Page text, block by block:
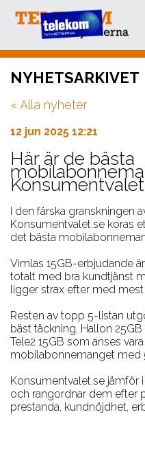
PRENUMERERA
EVENT
NÄTVERKSTRÄFFAR
ARKIV
OM OSS
KONTAKT
NYHETSARKIVET
« Alla nyheter
12 jun 2025 12:21
Här är de bästa
I den färska granskningen
Konsumentvalet.se koras
det bästa
Vimlas 15GB-erbjudande
totalt med bra kundtjänst
ligger strax efter med
Resten av topp 5-listan
bäst täckning, Hallon
Tele2 15GB som anses
mobilabonnemanget med
Konsumentvalet.se jämför
och rangordnar dem efter
prestanda, kundnöjdhet,